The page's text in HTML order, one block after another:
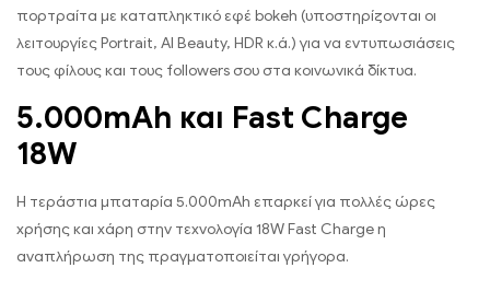
πορτραίτα με καταπληκτικό εφέ bokeh (υποστηρίζονται οι
λειτουργίες Portrait, AI Beauty, HDR κ.ά.) για να εντυπωσιάσεις
τους φίλους και τους followers σου στα κοινωνικά δίκτυα.
5.000mAh και Fast Charge
18W
Η τεράστια μπαταρία 5.000mAh επαρκεί για πολλές ώρες
χρήσης και χάρη στην τεχνολογία 18W Fast Charge η
αναπλήρωση της πραγματοποιείται γρήγορα.